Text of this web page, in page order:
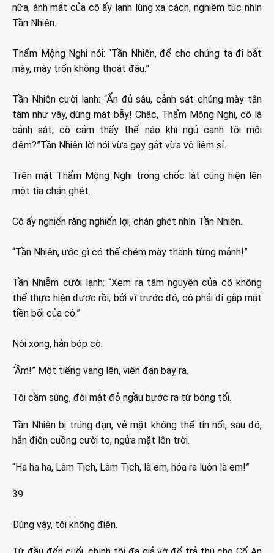
nữa, ánh mắt của cô ấy lạnh lùng xa cách, nghiêm túc nhìn
Tần Nhiên.
Thẩm Mộng Nghi nói: “Tần Nhiên, để cho chúng ta đi bắt
mày, mày trốn không thoát đâu.”
Tần Nhiên cười lạnh: “Ẩn đủ sâu, cảnh sát chúng mày tận
tâm như vậy, dùng mật bẫy! Chậc, Thẩm Mộng Nghi, cô là
cảnh sát, cô cảm thấy thế nào khi ngủ cạnh tôi mỗi
đêm?”Tần Nhiên lời nói vừa gay gắt vừa vô liêm sỉ.
Trên mặt Thẩm Mộng Nghi trong chốc lát cũng hiện lên
một tia chán ghét.
Cô ấy nghiến răng nghiến lợi, chán ghét nhìn Tần Nhiên.
“Tần Nhiên, ước gì có thể chém mày thành từng mảnh!”
Tần Nhiễm cười lạnh: “Xem ra tâm nguyện của cô không
thể thực hiện được rồi, bởi vì trước đó, cô phải đi gặp mặt
tiền bối của cô.”
Nói xong, hắn bóp cò.
“Ầm!” Một tiếng vang lên, viên đạn bay ra.
Tôi cầm súng, đôi mắt đỏ ngầu bước ra từ bóng tối.
Tần Nhiên bị trúng đạn, vẻ mặt không thể tin nổi, sau đó,
hắn điên cuồng cười to, ngửa mặt lên trời.
“Ha ha ha, Lâm Tịch, Lâm Tịch, là em, hóa ra luôn là em!”
39
Đúng vậy, tôi không điên.